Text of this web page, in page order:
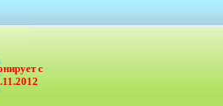
с